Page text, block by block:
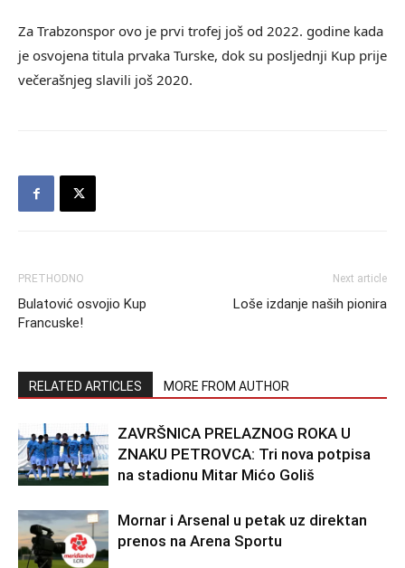
Za Trabzonspor ovo je prvi trofej još od 2022. godine kada
je osvojena titula prvaka Turske, dok su posljednji Kup prije
večerašnjeg slavili još 2020.
PRETHODNO
Bulatović osvojio Kup
Francuske!
Next article
Loše izdanje naših pionira
RELATED ARTICLES MORE FROM AUTHOR
ZAVRŠNICA PRELAZNOG ROKA U
ZNAKU PETROVCA: Tri nova potpisa
na stadionu Mitar Mićo Goliš
Mornar i Arsenal u petak uz direktan
prenos na Arena Sportu